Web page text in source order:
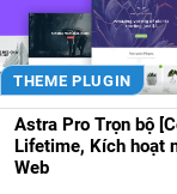
THEME PLUGIN
Astra Pro Trọn bộ
Lifetime, Kích hoạt
Web